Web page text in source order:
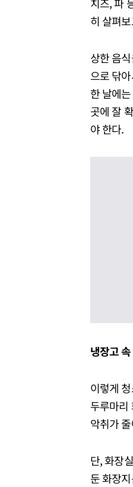
히 살펴
상한 음
으로 닦
한 날에
곳에 잘
야 한다.
냉장고
이렇게
두루마리
악취가
단, 화장
둔 화장